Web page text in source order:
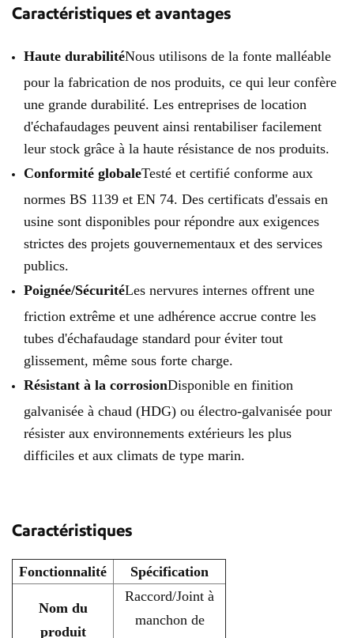
Caractéristiques et avantages
Haute durabilitéNous utilisons de la fonte malléable
pour la fabrication de nos produits, ce qui leur confère
une grande durabilité. Les entreprises de location
d'échafaudages peuvent ainsi rentabiliser facilement
leur stock grâce à la haute résistance de nos produits.
Conformité globaleTesté et certifié conforme aux
normes BS 1139 et EN 74. Des certificats d'essais en
usine sont disponibles pour répondre aux exigences
strictes des projets gouvernementaux et des services
publics.
Poignée/SécuritéLes nervures internes offrent une
friction extrême et une adhérence accrue contre les
tubes d'échafaudage standard pour éviter tout
glissement, même sous forte charge.
Résistant à la corrosionDisponible en finition
galvanisée à chaud (HDG) ou électro-galvanisée pour
résister aux environnements extérieurs les plus
difficiles et aux climats de type marin.
Caractéristiques
Fonctionnalité Spécification
Nom du
produit
Raccord/Joint à
manchon de